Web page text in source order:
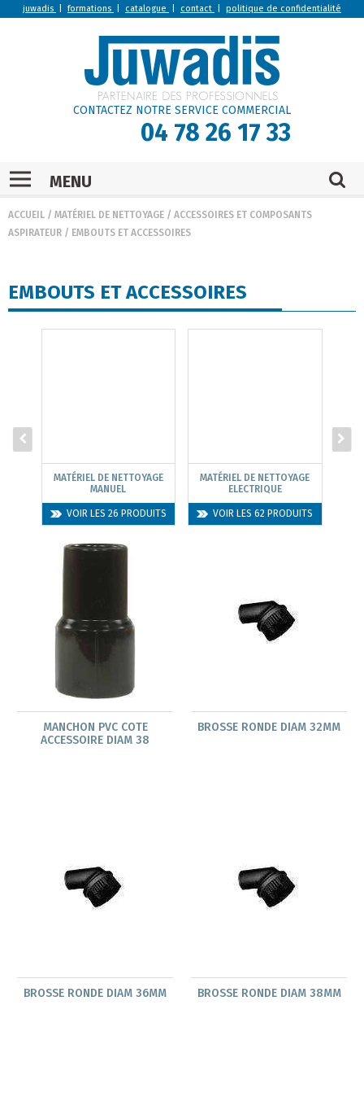
juwadis |formations catalogue contact politique de confidentialité
CONTACTEZ NOTRE SERVICE COMMERCIAL
04 78 26 17 33
MENU
ACCUEIL / MATÉRIEL DE NETTOYAGE / ACCESSOIRES ET COMPOSANTS
ASPIRATEUR / EMBOUTS ET ACCESSOIRES
EMBOUTS ET ACCESSOIRES
MATÉRIEL DE NETTOYAGE
MANUEL
VOIR LES 26 PRODUITS
MATÉRIEL DE NETTOYAGE
ELECTRIQUE
VOIR LES 62 PRODUITS
MANCHON PVC COTE
ACCESSOIRE DIAM 38
BROSSE RONDE DIAM 32MM
BROSSE RONDE DIAM 36MM BROSSE RONDE DIAM 38MM